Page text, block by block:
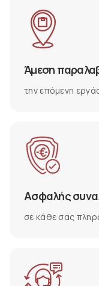
Άμεση
την επόμενη
Ασφαλής
σε κάθε σας